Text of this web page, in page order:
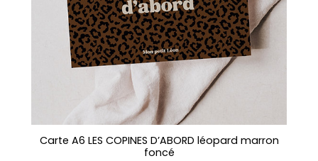
Carte A6 LES COPINES D’ABORD léopard marron
foncé